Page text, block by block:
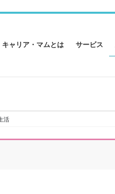
キャリア・マムとは サービス
活